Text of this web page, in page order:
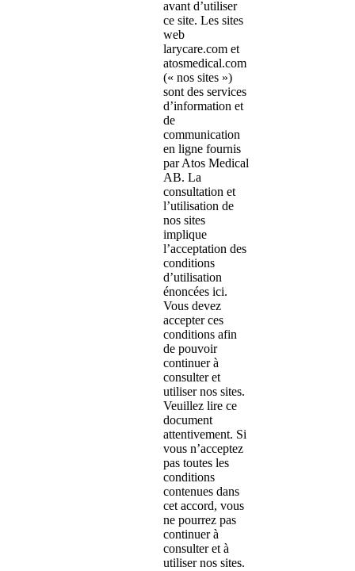
avant d’utiliser
ce site. Les sites
web
larycare.com et
atosmedical.com
(« nos sites »)
sont des services
d’information et
de
communication
en ligne fournis
par Atos Medical
AB. La
consultation et
l’utilisation de
nos sites
implique
l’acceptation des
conditions
d’utilisation
énoncées ici.
Vous devez
accepter ces
conditions afin
de pouvoir
continuer à
consulter et
utiliser nos sites.
Veuillez lire ce
document
attentivement. Si
vous n’acceptez
pas toutes les
conditions
contenues dans
cet accord, vous
ne pourrez pas
continuer à
consulter et à
utiliser nos sites.